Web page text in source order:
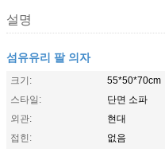
설명
섬유유리 팔 의자
크기:
55*50*70cm
스타일:
단면 소파
외관:
현대
접힌:
없음